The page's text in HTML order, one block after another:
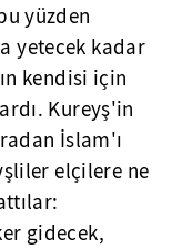
yüzden
yetecek kadar
kendisi için
Kureyş'in
İslam'ı
elçilere ne
gidecek,